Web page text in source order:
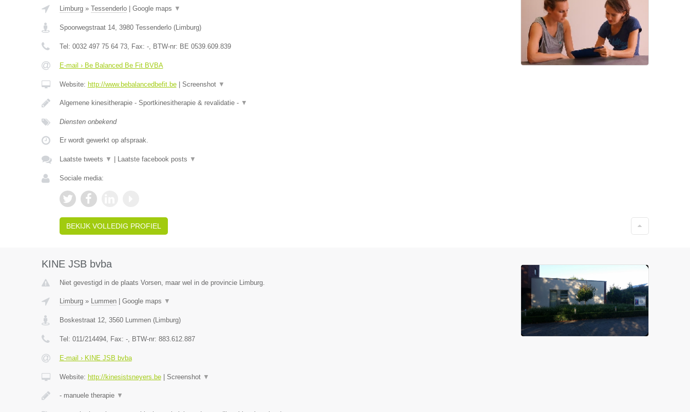
Limburg» Tessenderlo| Google maps ▼
Spoorwegstraat 14, 3980 Tessenderlo(Limburg)
Tel: 0032 497 75 64 73, Fax: -, BTW-nr: BE 0539.609.839
E-mail › Be Balanced Be Fit BVBA
Website: http://www.bebalancedbefit.be| Screenshot ▼
Algemene kinesitherapie - Sportkinesitherapie & revalidatie - ▼
Diensten onbekend
Er wordt gewerkt op afspraak.
Laatste tweets ▼ Laatste facebook posts ▼
Sociale media:
BEKIJK VOLLEDIG PROFIEL
KINE JSB bvba
Niet gevestigd in de plaats Vorsen, maar wel in de provincie Limburg.
Limburg» Lummen| Google maps ▼
Boskestraat 12, 3560 Lummen(Limburg)
Tel: 011/214494, Fax: -, BTW-nr: 883.612.887
E-mail › KINE JSB bvba
Website: http://kinesistsneyers.be| Screenshot ▼
- manuele therapie ▼